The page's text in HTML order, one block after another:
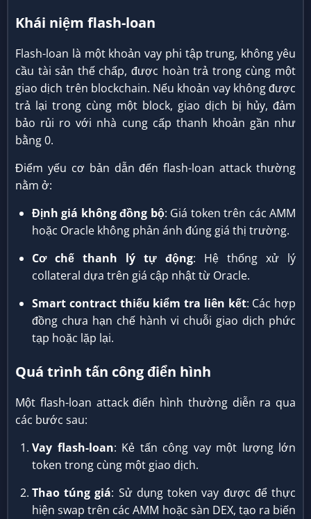
Khái niệm flash-loan
Flash-loan là một khoản vay phi tập trung, không yêu
cầu tài sản thế chấp, được hoàn trả trong cùng một
giao dịch trên blockchain. Nếu khoản vay không được
trả lại trong cùng một block, giao dịch bị hủy, đảm
bảo rủi ro với nhà cung cấp thanh khoản gần như
bằng 0.
Điểm yếu cơ bản dẫn đến flash-loan attack thường
nằm ở:
Định giá không đồng bộ: Giá token trên các AMM
hoặc Oracle không phản ánh đúng giá thị trường.
Cơ chế thanh lý tự động: Hệ thống xử lý
collateral dựa trên giá cập nhật từ Oracle.
Smart contract thiếu kiểm tra liên kết: Các hợp
đồng chưa hạn chế hành vi chuỗi giao dịch phức
tạp hoặc lặp lại.
Quá trình tấn công điển hình
Một flash-loan attack điển hình thường diễn ra qua
các bước sau:
Vay flash-loan: Kẻ tấn công vay một lượng lớn
token trong cùng một giao dịch.
Thao túng giá: Sử dụng token vay được để thực
hiện swap trên các AMM hoặc sàn DEX, tạo ra biến